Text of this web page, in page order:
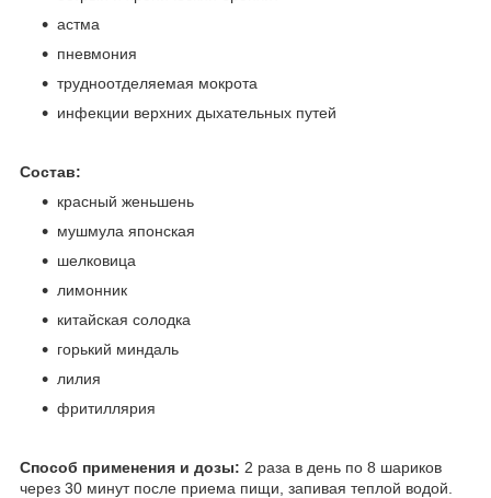
астма
пневмония
трудноотделяемая мокрота
инфекции верхних дыхательных путей
Состав:
красный женьшень
мушмула японская
шелковица
лимонник
китайская солодка
горький миндаль
лилия
фритиллярия
Способ применения и дозы: 2 раза в день по 8 шариков
через 30 минут после приема пищи, запивая теплой водой.